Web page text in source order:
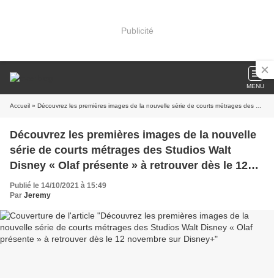
Publicité
MENU
Accueil » Découvrez les premières images de la nouvelle série de courts métrages des Studios Walt Disney « Olaf présente » à retrouver dès le 12 novembre sur Disney+
Découvrez les premières images de la nouvelle
série de courts métrages des Studios Walt
Disney « Olaf présente » à retrouver dès le 12
novembre sur Disney+
Publié le 14/10/2021 à 15:49
Par Jeremy